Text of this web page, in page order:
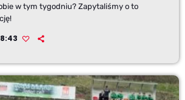
w tym tygodniu? Zapytaliśmy o to